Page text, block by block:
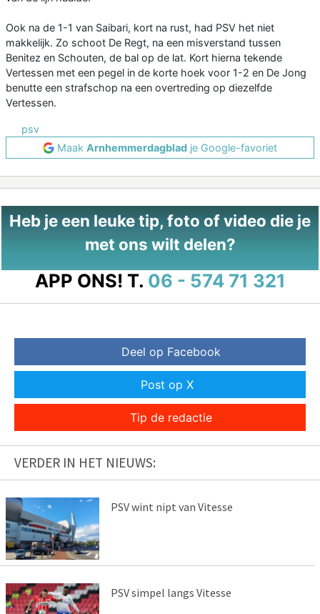
Ook na de 1-1 van Saibari, kort na rust, had PSV het niet
makkelijk. Zo schoot De Regt, na een misverstand tussen
Benitez en Schouten, de bal op de lat. Kort hierna tekende
Vertessen met een pegel in de korte hoek voor 1-2 en De Jong
benutte een strafschop na een overtreding op diezelfde
Vertessen.
psv
Maak Arnhemmerdagblad je Google-favoriet
Heb je een leuke tip, foto of video die je
met ons wilt delen?
APP ONS! T. 06 - 574 71 321
Deel op Facebook
Post op X
Tip de redactie
VERDER IN HET NIEUWS:
PSV wint nipt van Vitesse
PSV simpel langs Vitesse